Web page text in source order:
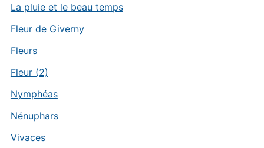
La pluie et le beau temps
Fleur de Giverny
Fleurs
Fleur (2)
Nymphéas
Nénuphars
Vivaces